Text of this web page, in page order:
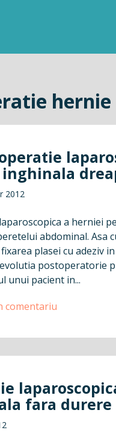
hernie
2012
a herniei
abdominal. Asa
plasei cu adeziv
postoperatorie
unui pacient in...
comentariu
fara durere